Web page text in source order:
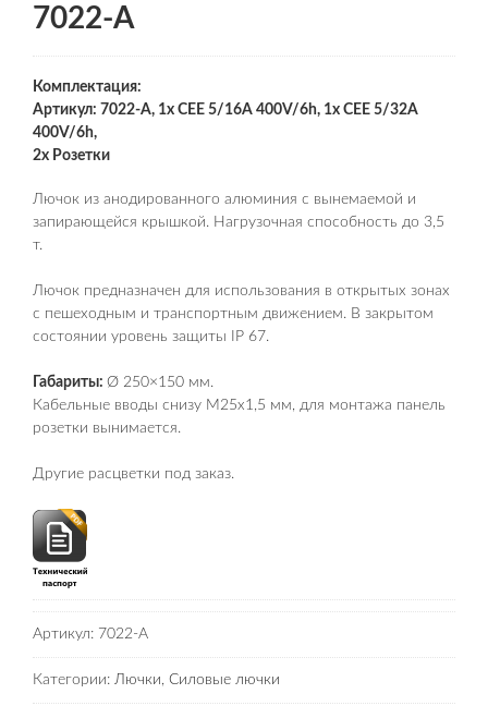
7022-A
Комплектация:
Артикул: 7022-A, 1x CEE 5/16A 400V/6h, 1x CEE 5/32A
400V/6h,
2x Розетки
Лючок из анодированного алюминия с вынемаемой и
запирающейся крышкой. Нагрузочная способность до 3,5
т.
Лючок предназначен для использования в открытых зонах
с пешеходным и транспортным движением. В закрытом
состоянии уровень защиты IP 67.
Габариты: Ø 250×150 мм.
Кабельные вводы снизу М25х1,5 мм, для монтажа панель
розетки вынимается.
Другие расцветки под заказ.
Артикул: 7022-A
Категории: Лючки, Силовые лючки